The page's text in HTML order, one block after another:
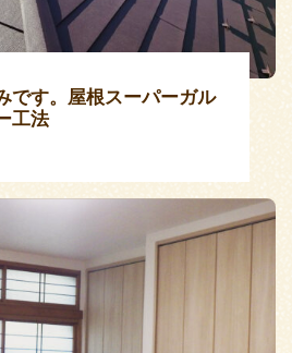
です。屋根スーパーガル
工法